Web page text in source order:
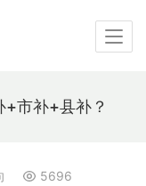
+市补+县补？
5696